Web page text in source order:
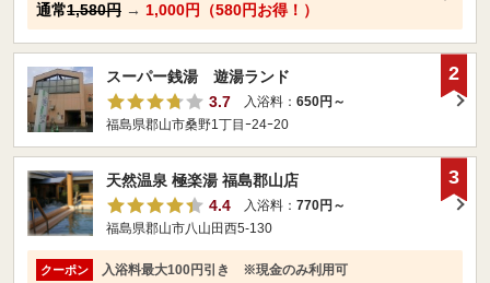
通常1,580円 → 1,000円（580円お得！）
スーパー銭湯 遊湯ランド
3.7
入浴料： 650円～
福島県郡山市桑野1丁目ｰ24ｰ20
2
天然温泉 極楽湯 福島郡山店
4.4
入浴料： 770円～
福島県郡山市八山田西5-130
クーポン 入浴料最大100円引き ※現金のみ利用可
3